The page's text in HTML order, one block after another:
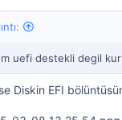
uefi destekli degil
Diskin EFI